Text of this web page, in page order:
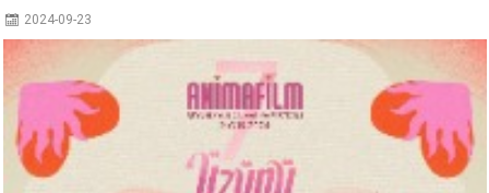
2024-09-23